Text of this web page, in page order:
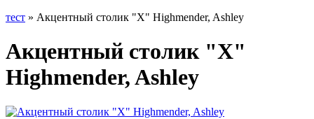
тест » Акцентный столик "X" Highmender, Ashley
Акцентный столик "X"
Highmender, Ashley